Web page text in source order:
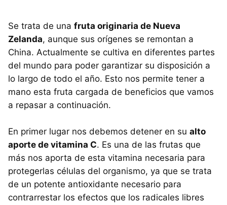
Se trata de una fruta originaria de Nueva
Zelanda, aunque sus orígenes se remontan a
China. Actualmente se cultiva en diferentes partes
del mundo para poder garantizar su disposición a
lo largo de todo el año. Esto nos permite tener a
mano esta fruta cargada de beneficios que vamos
a repasar a continuación.
En primer lugar nos debemos detener en su alto
aporte de vitamina C. Es una de las frutas que
más nos aporta de esta vitamina necesaria para
protegerlas células del organismo, ya que se trata
de un potente antioxidante necesario para
contrarrestar los efectos que los radicales libres